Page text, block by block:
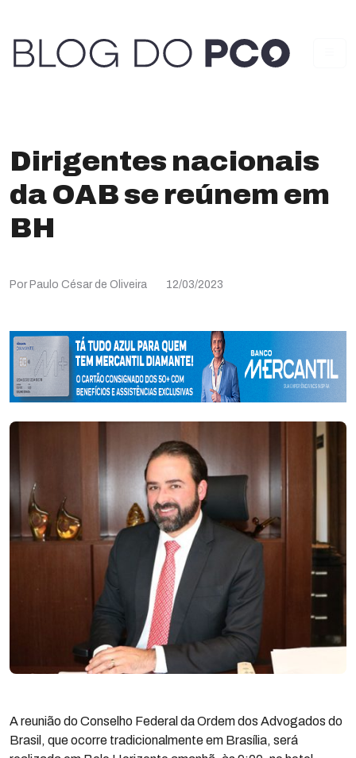
Dirigentes nacionais
da OAB se reúnem em
BH
Por Paulo César de Oliveira 12/03/2023
A reunião do Conselho Federal da Ordem dos Advogados do
Brasil, que ocorre tradicionalmente em Brasília, será